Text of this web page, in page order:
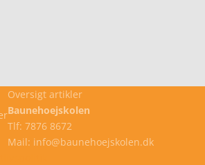
Oversigt artikler
Baunehoejskolen
Tlf: 7876 8672
Mail: info@baunehoejskolen.dk